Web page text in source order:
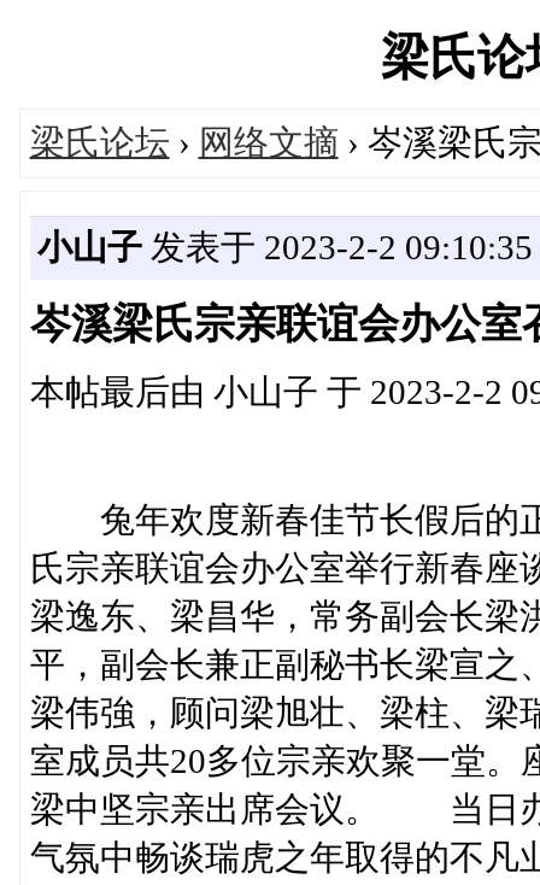
梁氏
梁氏论坛 › 网络文摘 › 岑溪梁氏
小山子发表于 2023-2-2 09:10:35
岑溪梁氏宗亲联谊会办公室
本帖最后由 小山子 于 2023-2-2
兔年欢度新春佳节长假后的
氏宗亲联谊会办公室举行新春座
梁逸东、梁昌华，常务副会长梁
平，副会长兼正副秘书长梁宣之
梁伟強，顾问梁旭壮、梁柱、梁
室成员共20多位宗亲欢聚一堂
梁中坚宗亲出席会议。 当日办
气氛中畅谈瑞虎之年取得的不凡